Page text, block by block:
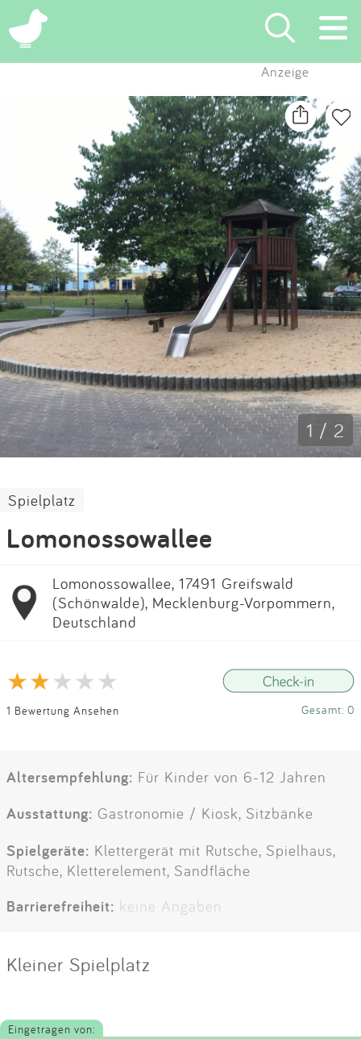
×
Suchen
Eintragen
App
Blog
Partner
Kontakt
Impressum
Anmelden
Anzeige
1 / 2
Spielplatz
Lomonossowallee
Lomonossowallee, 17491 Greifswald
(Schönwalde), Mecklenburg-Vorpommern,
Deutschland
1 Bewertung Ansehen Gesamt: 0
Altersempfehlung: Für Kinder von 6-12 Jahren
Ausstattung: Gastronomie / Kiosk, Sitzbänke
Spielgeräte: Klettergerät mit Rutsche, Spielhaus,
Rutsche, Kletterelement, Sandfläche
Barrierefreiheit: keine Angaben
Kleiner Spielplatz
Eingetragen von: